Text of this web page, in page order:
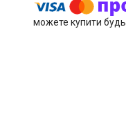
можете купити